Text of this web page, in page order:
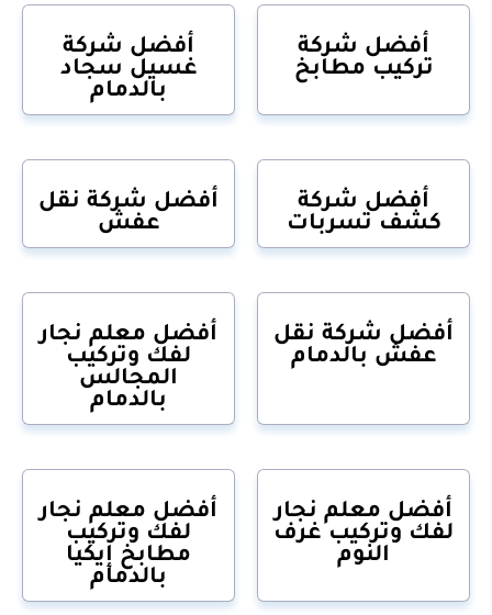
أفضل شركة
تركيب مطابخ
أفضل شركة
غسيل سجاد
بالدمام
أفضل شركة
كشف تسربات
أفضل شركة نقل
عفش
أفضل شركة نقل
عفش بالدمام
أفضل معلم نجار
لفك وتركيب
المجالس
بالدمام
أفضل معلم نجار
لفك وتركيب غرف
النوم
أفضل معلم نجار
لفك وتركيب
مطابخ إيكيا
بالدمام